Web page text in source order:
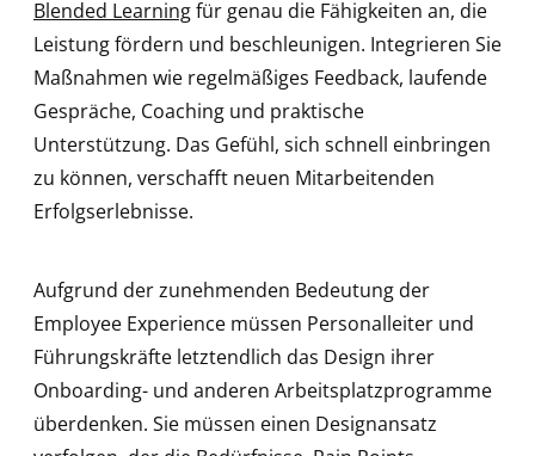
Blended Learningfür genau die Fähigkeiten an, die
Leistung fördern und beschleunigen. Integrieren Sie
Maßnahmen wie regelmäßiges Feedback, laufende
Gespräche, Coaching und praktische
Unterstützung. Das Gefühl, sich schnell einbringen
zu können, verschafft neuen Mitarbeitenden
Erfolgserlebnisse.
Aufgrund der zunehmenden Bedeutung der
Employee Experience müssen Personalleiter und
Führungskräfte letztendlich das Design ihrer
Onboarding- und anderen Arbeitsplatzprogramme
überdenken. Sie müssen einen Designansatz